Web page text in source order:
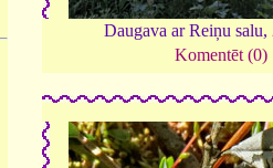
Daugava ar Reiņu salu,
Komentēt (0)